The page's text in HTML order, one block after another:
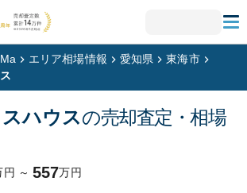
エリア相場情報 愛知県
東海市
ハウスの売却査定・相場
円 ～ 557万円